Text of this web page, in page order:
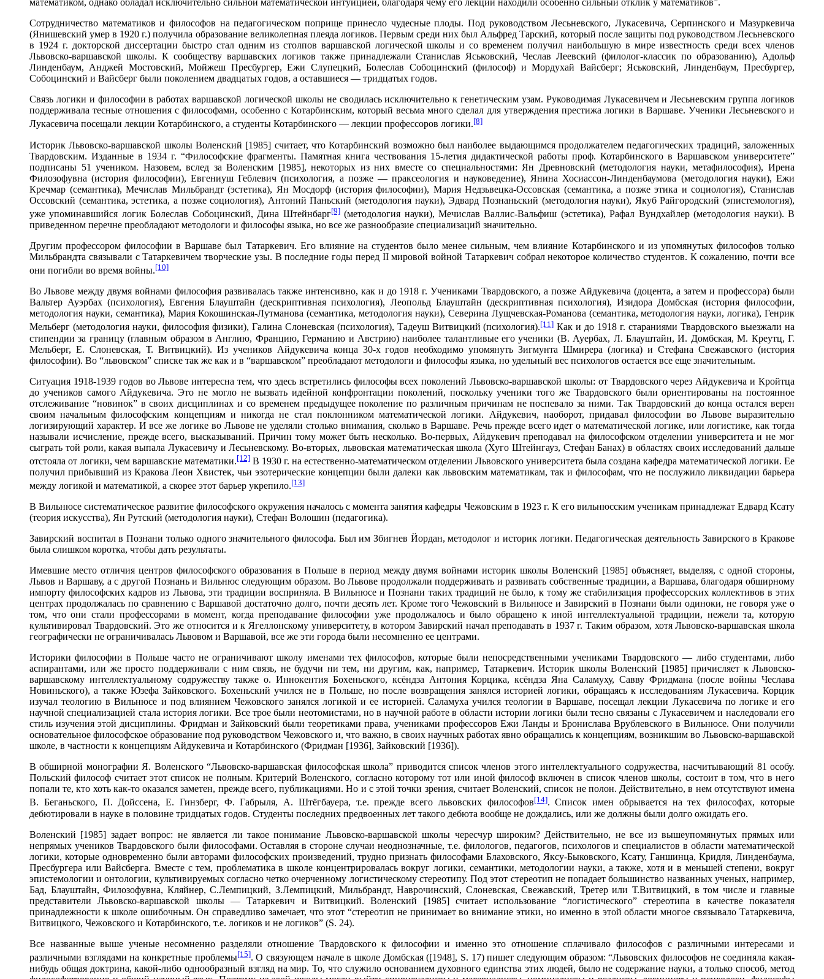
математиком, однако обладал исключительно сильной математической интуицией, благодаря чему его лекции находили особенно сильный отклик у математиков”.
Сотрудничество математиков и философов на педагогическом поприще принесло чудесные плоды. Под руководством Лесьневского, Лукасевича, Серпинского и Мазуркевича
(Янишевский умер в 1920 г.) получила образование великолепная плеяда логиков. Первым среди них был Альфред Тарский, который после защиты под руководством Лесьневского
в 1924 г. докторской диссертации быстро стал одним из столпов варшавской логической школы и со временем получил наибольшую в мире известность среди всех членов
Львовско-варшавской школы. К сообществу варшавских логиков также принадлежали Станислав Яськовский, Чеслав Леевский (филолог-классик по образованию), Адольф
Линденбаум, Анджей Мостовский, Мойжеш Пресбургер, Ежи Слупецкий, Болеслав Собоцинский (философ) и Мордухай Вайсберг; Яськовский, Линденбаум, Пресбургер,
Собоцинский и Вайсберг были поколением двадцатых годов, а оставшиеся — тридцатых годов.
Связь логики и философии в работах варшавской логической школы не сводилась исключительно к генетическим узам. Руководимая Лукасевичем и Лесьневским группа логиков
поддерживала тесные отношения с философами, особенно с Котарбинским, который весьма много сделал для утверждения престижа логики в Варшаве. Ученики Лесьневского и
Лукасевича посещали лекции Котарбинского, а студенты Котарбинского — лекции профессоров логики.[8]
Историк Львовско-варшавской школы Воленский [1985] считает, что Котарбинский возможно был наиболее выдающимся продолжателем педагогических традиций, заложенных
Твардовским. Изданные в 1934 г. “Философские фрагменты. Памятная книга чествования 15-летия дидактической работы проф. Котарбинского в Варшавском университете”
подписаны 51 учеником. Назовем, вслед за Воленским [1985], некоторых из них вместе со специальностями: Ян Древновский (методология науки, метафилософия), Ирена
Филозофувна (история философии), Евгениуш Геблевич (психология, а позже — праксеология и науковедение), Янина Хосиассон-Линденбаумова (методология науки), Ежи
Кречмар (семантика), Мечислав Мильбрандт (эстетика), Ян Мосдорф (история философии), Мария Недзьвецка-Оссовская (семантика, а позже этика и социология), Станислав
Оссовский (семантика, эстетика, а позже социология), Антоний Паньский (методология науки), Эдвард Познаньский (методология науки), Якуб Райгородский (эпистемология),
уже упоминавшийся логик Болеслав Собоцинский, Дина Штейнбарг[9](методология науки), Мечислав Валлис-Вальфиш (эстетика), Рафал Вундхайлер (методология науки). В
приведенном перечне преобладают методологи и философы языка, но все же разнообразие специализаций значительно.
Другим профессором философии в Варшаве был Татаркевич. Его влияние на студентов было менее сильным, чем влияние Котарбинского и из упомянутых философов только
Мильбрандта связывали с Татаркевичем творческие узы. В последние годы перед II мировой войной Татаркевич собрал некоторое количество студентов. К сожалению, почти все
они погибли во время войны.[10]
Во Львове между двумя войнами философия развивалась также интенсивно, как и до 1918 г. Учениками Твардовского, а позже Айдукевича (доцента, а затем и профессора) были
Вальтер Ауэрбах (психология), Евгения Блауштайн (дескриптивная психология), Леопольд Блауштайн (дескриптивная психология), Изидора Домбская (история философии,
методология науки, семантика), Мария Кокошинская-Лутманова (семантика, методология науки), Северина Лущчевская-Романова (семантика, методология науки, логика), Генрик
Мельберг (методология науки, философия физики), Галина Слоневская (психология), Тадеуш Витвицкий (психология).[11] Как и до 1918 г. стараниями Твардовского выезжали на
стипендии за границу (главным образом в Англию, Францию, Германию и Австрию) наиболее талантливые его ученики (В. Ауербах, Л. Блауштайн, И. Домбская, М. Креутц, Г.
Мельберг, Е. Слоневская, Т. Витвицкий). Из учеников Айдукевича конца 30-х годов необходимо упомянуть Зигмунта Шмирера (логика) и Стефана Свежавского (история
философии). Во “львовском” списке так же как и в “варшавском” преобладают методологи и философы языка, но удельный вес психологов остается все еще значительным.
Ситуация 1918-1939 годов во Львове интересна тем, что здесь встретились философы всех поколений Львовско-варшавской школы: от Твардовского через Айдукевича и Кройтца
до учеников самого Айдукевича. Это не могло не вызвать идейной конфронтации поколений, поскольку ученики того же Твардовского были ориентированы на постоянное
отслеживание “новинок” в своих дисциплинах и со временем предыдущее поколение по различным причинам не поспевало за ними. Так Твардовский до конца остался верен
своим начальным философским концепциям и никогда не стал поклонником математической логики. Айдукевич, наоборот, придавал философии во Львове выразительно
логизирующий характер. И все же логике во Львове не уделяли столько внимания, сколько в Варшаве. Речь прежде всего идет о математической логике, или логистике, как тогда
называли исчисление, прежде всего, высказываний. Причин тому может быть несколько. Во-первых, Айдукевич преподавал на философском отделении университета и не мог
сыграть той роли, какая выпала Лукасевичу и Лесьневскому. Во-вторых, львовская математическая школа (Хуго Штейнгауз, Стефан Банах) в областях своих исследований дальше
отстояла от логики, чем варшавские математики.[12] В 1930 г. на естественно-математическом отделении Львовского университета была создана кафедра математической логики. Ее
получил прибывший из Кракова Леон Хвистек, чьи эзотерические концепции были далеки как львовским математикам, так и философам, что не послужило ликвидации барьера
между логикой и математикой, а скорее этот барьер укрепило.[13]
В Вильнюсе систематическое развитие философского окружения началось с момента занятия кафедры Чежовским в 1923 г. К его вильнюсским ученикам принадлежат Едвард Ксату
(теория искусства), Ян Рутский (методология науки), Стефан Волошин (педагогика).
Завирский воспитал в Познани только одного значительного философа. Был им Збигнев Йордан, методолог и историк логики. Педагогическая деятельность Завирского в Кракове
была слишком коротка, чтобы дать результаты.
Имевшие место отличия центров философского образования в Польше в период между двумя войнами историк школы Воленский [1985] объясняет, выделяя, с одной стороны,
Львов и Варшаву, а с другой Познань и Вильнюс следующим образом. Во Львове продолжали поддерживать и развивать собственные традиции, а Варшава, благодаря обширному
импорту философских кадров из Львова, эти традиции восприняла. В Вильнюсе и Познани таких традиций не было, к тому же стабилизация профессорских коллективов в этих
центрах продолжалась по сравнению с Варшавой достаточно долго, почти десять лет. Кроме того Чежовский в Вильнюсе и Завирский в Познани были одиноки, не говоря уже о
том, что они стали профессорами в момент, когда преподавание философии уже продолжалось и было обращено к иной интеллектуальной традиции, нежели та, которую
культивировал Твардовский. Это же относится и к Ягеллонскому университету, в котором Завирский начал преподавать в 1937 г. Таким образом, хотя Львовско-варшавская школа
географически не ограничивалась Львовом и Варшавой, все же эти города были несомненно ее центрами.
Историки философии в Польше часто не ограничивают школу именами тех философов, которые были непосредственными учениками Твардовского — либо студентами, либо
аспирантами, или же просто поддерживали с ним связь, не будучи ни тем, ни другим, как, например, Татаркевич. Историк школы Воленский [1985] причисляет к Львовско-
варшавскому интеллектуальному содружеству также о. Иннокентия Бохеньского, ксёндза Антония Корцика, ксёндза Яна Саламуху, Савву Фридмана (после войны Чеслава
Новиньского), а также Юзефа Зайковского. Бохеньский учился не в Польше, но после возвращения занялся историей логики, обращаясь к исследованиям Лукасевича. Корцик
изучал теологию в Вильнюсе и под влиянием Чежовского занялся логикой и ее историей. Саламуха учился теологии в Варшаве, посещал лекции Лукасевича по логике и его
научной специализацией стала история логики. Все трое были неотомистами, но в научной работе в области истории логики были тесно связаны с Лукасевичем и наследовали его
стиль изучения этой дисциплины. Фридман и Зайковский были теоретиками права, учениками профессоров Ежи Ланды и Бронислава Врублевского в Вильнюсе. Они получили
основательное философское образование под руководством Чежовского и, что важно, в своих научных работах явно обращались к концепциям, возникшим во Львовско-варшавской
школе, в частности к концепциям Айдукевича и Котарбинского (Фридман [1936], Зайковский [1936]).
В обширной монографии Я. Воленского “Львовско-варшавская философская школа” приводится список членов этого интеллектуального содружества, насчитывающий 81 особу.
Польский философ считает этот список не полным. Критерий Воленского, согласно которому тот или иной философ включен в список членов школы, состоит в том, что в него
попали те, кто хоть как-то оказался заметен, прежде всего, публикациями. Но и с этой точки зрения, считает Воленский, список не полон. Действительно, в нем отсутствуют имена
В. Беганьского, П. Дойссена, Е. Гинзберг, Ф. Габрыля, А. Штёгбауера, т.е. прежде всего львовских философов[14]. Список имен обрывается на тех философах, которые
дебютировали в науке в половине тридцатых годов. Студенты последних предвоенных лет такого дебюта вообще не дождались, или же должны были долго ожидать его.
Воленский [1985] задает вопрос: не является ли такое понимание Львовско-варшавской школы чересчур широким? Действительно, не все из вышеупомянутых прямых или
непрямых учеников Твардовского были философами. Оставляя в стороне случаи неоднозначные, т.е. филологов, педагогов, психологов и специалистов в области математической
логики, которые одновременно были авторами философских произведений, трудно признать философами Блаховского, Яксу-Быковского, Ксату, Ганшинца, Кридля, Линденбаума,
Пресбургера или Вайсберга. Вместе с тем, проблематика в школе концентрировалась вокруг логики, семантики, методологии науки, а также, хотя и в меньшей степени, вокруг
эпистемологии и онтологии, культивируемых согласно четко очерченному логистическому стереотипу. Под этот стереотип не попадает большинство названных ученых, например,
Бад, Блауштайн, Филозофувна, Кляйнер, С.Лемпицкий, З.Лемпицкий, Мильбрандт, Наврочинский, Слоневская, Свежавский, Третер или Т.Витвицкий, в том числе и главные
представители Львовско-варшавской школы — Татаркевич и Витвицкий. Воленский [1985] считает использование “логистического” стереотипа в качестве показателя
принадлежности к школе ошибочным. Он справедливо замечает, что этот “стереотип не принимает во внимание этики, но именно в этой области многое связывало Татаркевича,
Витвицкого, Чежовского и Котарбинского, т.е. логиков и не логиков” (S. 24).
Все названные выше ученые несомненно разделяли отношение Твардовского к философии и именно это отношение сплачивало философов с различными интересами и
различными взглядами на конкретные проблемы[15]. О связующем начале в школе Домбская ([1948], S. 17) пишет следующим образом: “Львовских философов не соединяла какая-
нибудь общая доктрина, какой-либо однообразный взгляд на мир. То, что служило основанием духовного единства этих людей, было не содержание науки, а только способ, метод